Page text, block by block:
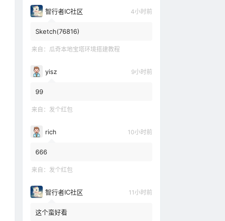
智行者IC社区 4小时前
Sketch(76816)
来自： 瓜奇本地宝塔环境搭建教程
yisz 9小时前
99
来自： 发个红包
rich 10小时前
666
来自： 发个红包
智行者IC社区 11小时前
这个蛮好看